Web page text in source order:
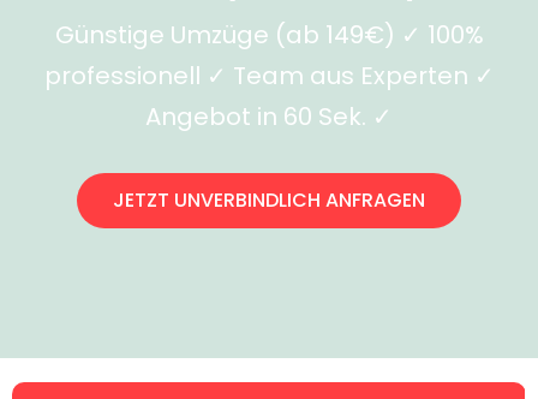
Günstige Umzüge (ab 149€) ✓ 100%
professionell ✓ Team aus Experten ✓
Angebot in 60 Sek. ✓
JETZT UNVERBINDLICH ANFRAGEN